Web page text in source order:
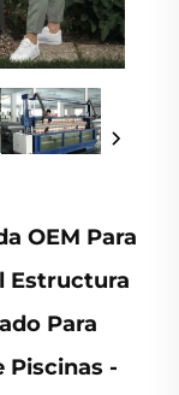
OEM Para
Estructura
Para
Piscinas -